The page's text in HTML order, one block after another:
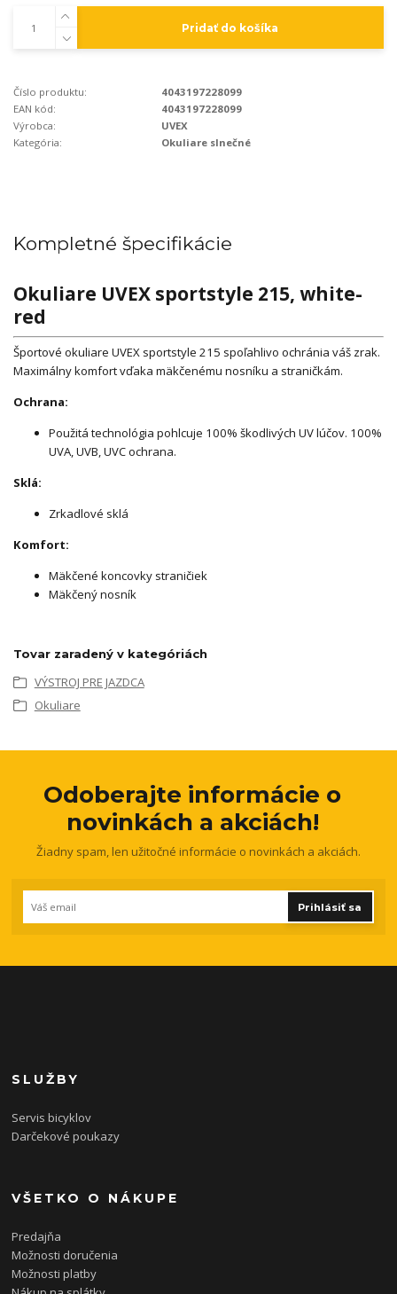
Pridať do košíka
Číslo produktu:
4043197228099
EAN kód:
4043197228099
Výrobca:
UVEX
Kategória:
Okuliare slnečné
Kompletné špecifikácie
Okuliare UVEX sportstyle 215, white-
red
Športové okuliare UVEX sportstyle 215 spoľahlivo ochránia váš zrak.
Maximálny komfort vďaka mäkčenému nosníku a straničkám.
Ochrana:
Použitá technológia pohlcuje 100% škodlivých UV lúčov. 100%
UVA, UVB, UVC ochrana.
Sklá:
Zrkadlové sklá
Komfort:
Mäkčené koncovky straničiek
Mäkčený nosník
Tovar zaradený v kategóriách
VÝSTROJ PRE JAZDCA
Okuliare
Odoberajte informácie o
novinkách a akciách!
Žiadny spam, len užitočné informácie o novinkách a akciách.
Prihlásiť sa
SLUŽBY
Servis bicyklov
Darčekové poukazy
VŠETKO O NÁKUPE
Predajňa
Možnosti doručenia
Možnosti platby